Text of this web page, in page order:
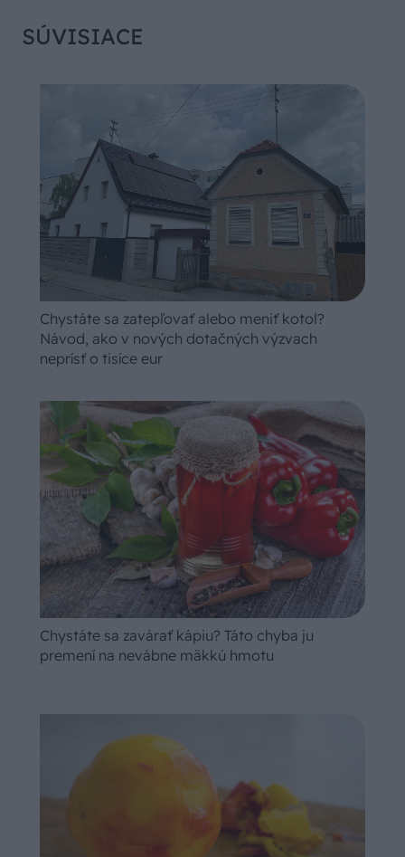
SÚVISIACE
Chystáte sa zatepľovať alebo meniť kotol?
Návod, ako v nových dotačných výzvach
neprísť o tisíce eur
Chystáte sa zavárať kápiu? Táto chyba ju
premení na nevábne mäkkú hmotu